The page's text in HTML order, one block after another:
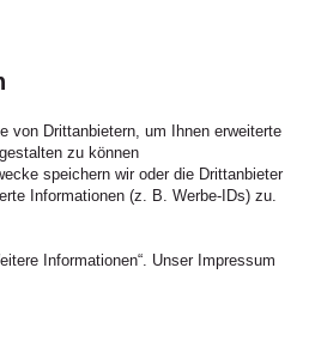
von Drittanbietern, um Ihnen erweiterte
zu können
speichern wir oder die Drittanbieter
Informationen (z. B. Werbe-IDs) zu.
Informationen“. Unser Impressum